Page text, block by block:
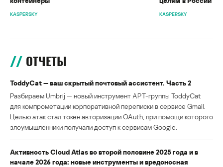
KASPERSKY KASPERSKY
ОТЧЕТЫ
ToddyCat — ваш скрытый почтовый ассистент. Часть 2
Разбираем Umbrij — новый инструмент APT-группы ToddyCat
для компрометации корпоративной переписки в сервисе Gmail.
Целью атак стал токен авторизации OAuth, при помощи которого
злоумышленники получали доступ к сервисам Google.
Активность Cloud Atlas во второй половине 2025 года и в
начале 2026 года: новые инструменты и вредоносная